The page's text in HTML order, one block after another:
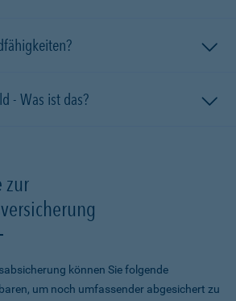
Krankentagegeld - Was ist das?
zur
können Sie folgende
um noch umfassender abgesichert zu